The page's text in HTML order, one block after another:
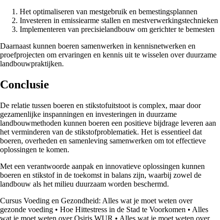
Het optimaliseren van mestgebruik en bemestingsplannen
Investeren in emissiearme stallen en mestverwerkingstechnieken
Implementeren van precisielandbouw om gerichter te bemesten
Daarnaast kunnen boeren samenwerken in kennisnetwerken en
proefprojecten om ervaringen en kennis uit te wisselen over duurzame
landbouwpraktijken.
Conclusie
De relatie tussen boeren en stikstofuitstoot is complex, maar door
gezamenlijke inspanningen en investeringen in duurzame
landbouwmethoden kunnen boeren een positieve bijdrage leveren aan
het verminderen van de stikstofproblematiek. Het is essentieel dat
boeren, overheden en samenleving samenwerken om tot effectieve
oplossingen te komen.
Met een verantwoorde aanpak en innovatieve oplossingen kunnen
boeren en stikstof in de toekomst in balans zijn, waarbij zowel de
landbouw als het milieu duurzaam worden beschermd.
Cursus Voeding en Gezondheid: Alles wat je moet weten over
gezonde voeding • Hoe Hittestress in de Stad te Voorkomen • Alles
wat je moet weten over Osiris WUR • Alles wat je moet weten over